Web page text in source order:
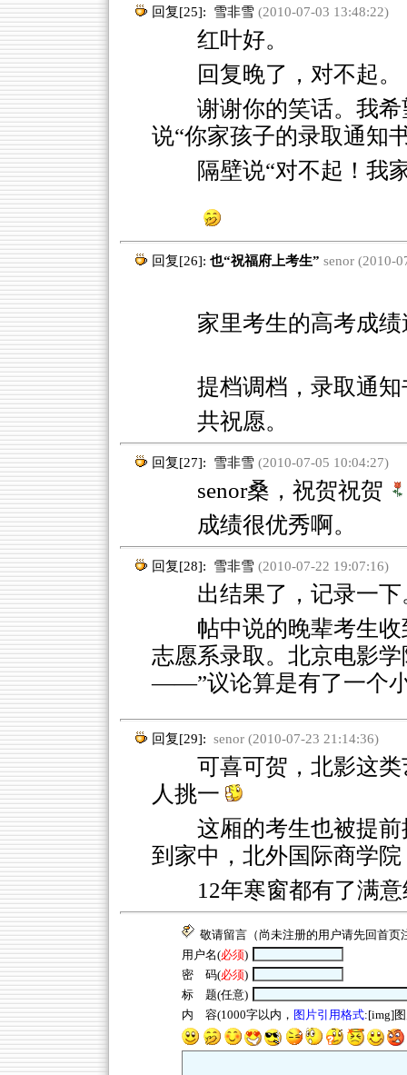
回复[25]: 雪非雪(2010-07-03 13:48:22)
红叶好。
回复晚了，对不起。
谢谢你的笑话。我
说“你家孩子的录取通知
隔壁说“对不起！我
回复[26]: 也“祝福府上考生” senor (2010-
家里考生的高考成
提档调档，录取通
共祝愿。
回复[27]: 雪非雪(2010-07-05 10:04:27)
senor桑，祝贺祝贺
成绩很优秀啊。
回复[28]: 雪非雪(2010-07-22 19:07:16)
出结果了，记录一下
帖中说的晚辈考生
志愿系录取。北京电影
——”议论算是有了一个
回复[29]: senor (2010-07-23 21:14:36)
可喜可贺，北影这类
人挑一
这厢的考生也被提
到家中，北外国际商学
12年寒窗都有了满
敬请留言（尚未注册的用户请先回首页
用户名(必须)
密 码(必须)
标 题(任意)
内 容(1000字以内， 图片引用格式:[img]